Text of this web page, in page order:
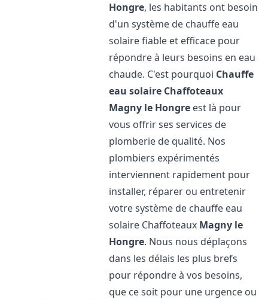
Hongre, les habitants ont besoin
d'un système de chauffe eau
solaire fiable et efficace pour
répondre à leurs besoins en eau
chaude. C'est pourquoi Chauffe
eau solaire Chaffoteaux
Magny le Hongre est là pour
vous offrir ses services de
plomberie de qualité. Nos
plombiers expérimentés
interviennent rapidement pour
installer, réparer ou entretenir
votre système de chauffe eau
solaire Chaffoteaux Magny le
Hongre. Nous nous déplaçons
dans les délais les plus brefs
pour répondre à vos besoins,
que ce soit pour une urgence ou